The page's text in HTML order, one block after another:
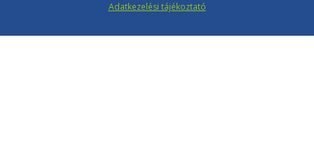
Adatkezelési tájékoztató